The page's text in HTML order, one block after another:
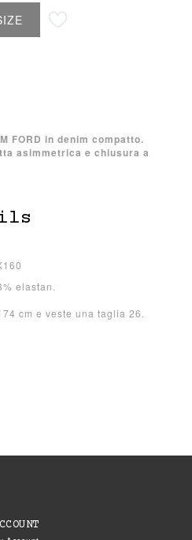
FORD in denim compatto.
asimmetrica e chiusura a
elastan.
cm e veste una taglia 26.